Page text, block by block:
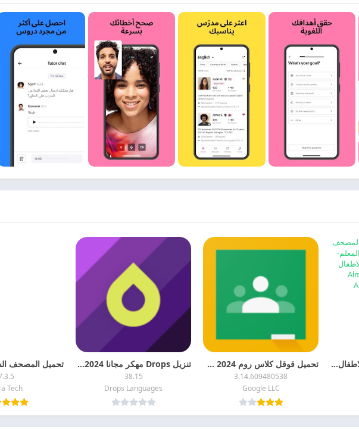
تحميل المصحف المعلم للاطفال بدون نت 2026 اخر اصدار مجانا تحميل قوقل كلاس روم 2024 Google Classroom APK اخر اصدار مجانا
3.14.609480538
Google LLC
تنزيل Drops مهكر مجانا 2024 لتعلم اللغة الإنجليزية
38.15
Drops Languages
Tech